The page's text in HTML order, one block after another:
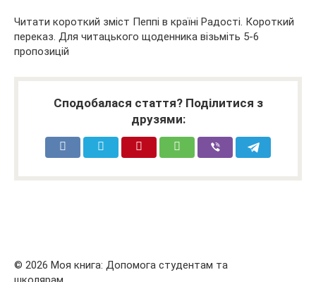
Читати короткий зміст Пеппі в країні Радості. Короткий
переказ. Для читацького щоденника візьміть 5-6
пропозицій
Сподобалася стаття? Поділитися з
друзями:
© 2026 Моя книга: Допомога студентам та